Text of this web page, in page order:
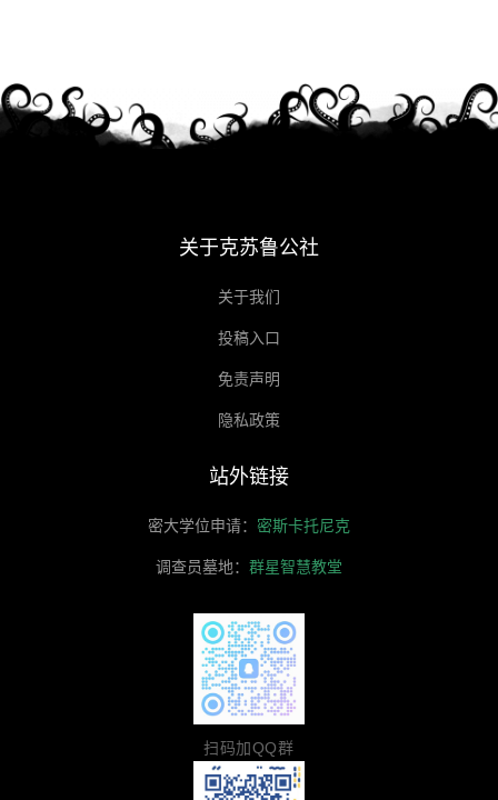
关于克苏鲁公社
关于我们
投稿入口
免责声明
隐私政策
站外链接
密大学位申请： 密斯卡托尼克
调查员墓地： 群星智慧教堂
扫码加QQ群